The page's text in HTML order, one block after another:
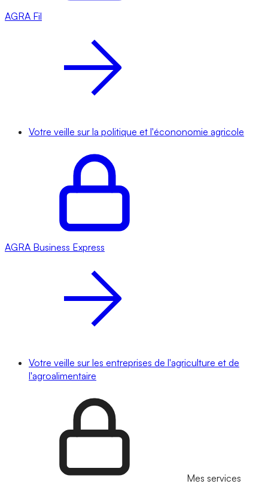
AGRA Fil
Votre veille sur la politique et l'écononomie agricole
AGRA Business Express
Votre veille sur les entreprises de l'agriculture et de
l'agroalimentaire
Mes services